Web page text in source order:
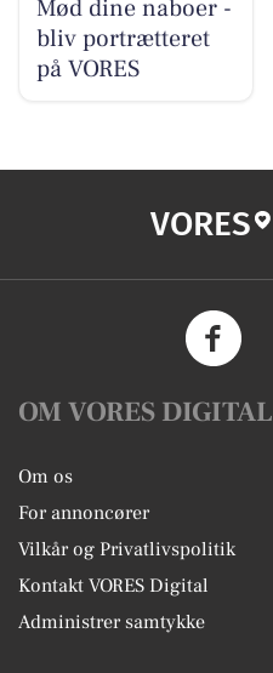
Mød dine naboer -
bliv portrætteret
på VORES
VORES
OM VORES DIGITAL
Om os
For annoncører
Vilkår og Privatlivspolitik
Kontakt VORES Digital
Administrer samtykke